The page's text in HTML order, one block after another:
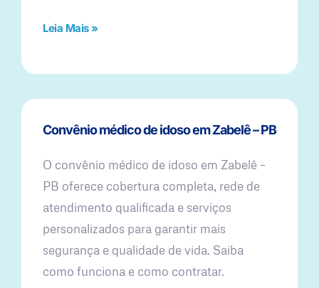
Leia Mais »
Convênio médico de idoso em Zabelê – PB
O convênio médico de idoso em Zabelê –
PB oferece cobertura completa, rede de
atendimento qualificada e serviços
personalizados para garantir mais
segurança e qualidade de vida. Saiba
como funciona e como contratar.